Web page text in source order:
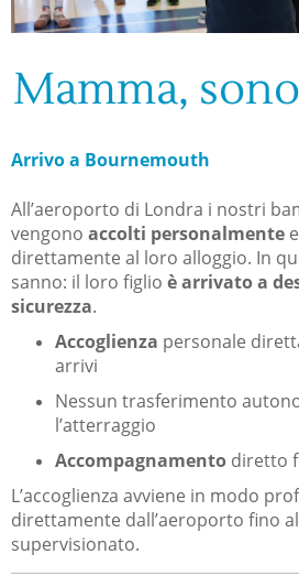
Mamma,
Arrivo a Bournemouth
All’aeroporto di Londra i nostri
vengono accolti personalmente
direttamente al loro alloggio. In
sanno: il loro figlio è arrivato a
sicurezza.
Accoglienza personale
arrivi
Nessun trasferimento
l’atterraggio
Accompagnamento diretto
L’accoglienza avviene in modo
direttamente dall’aeroporto fino
supervisionato.